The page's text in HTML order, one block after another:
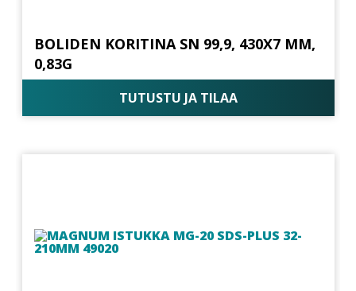
BOLIDEN KORITINA SN 99,9, 430X7 MM,
0,83G
TUTUSTU JA TILAA